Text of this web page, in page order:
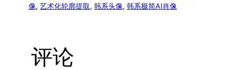
像, 艺术化轮廓提取, 韩系头像, 韩系极简AI肖像
评论